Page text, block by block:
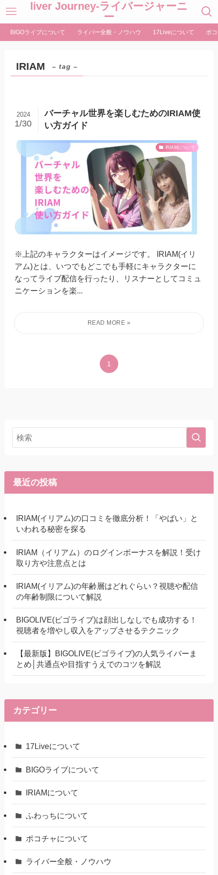
liver Journey-ライバージャーニ
ー
BIGOライブについて ライバー全般・ノウハウ 17Liveについて ポ
IRIAM – tag –
バーチャル世界を楽しむためのIRIAM使
い方ガイド
2024
1/30
IRIAMについて
※上記のキャラクターはイメージです。 IRIAM(イリ
アム)とは、いつでもどこでも手軽にキャラクターに
なってライブ配信を行ったり、リスナーとしてコミュ
ニケーションを楽...
1
最近の投稿
IRIAM(イリアム)の口コミを徹底分析！「やばい」と
いわれる秘密を探る
IRIAM（イリアム）のログインボーナスを解説！受け
取り方や注意点とは
IRIAM(イリアム)の年齢層はどれぐらい？視聴や配信
の年齢制限について解説
BIGOLIVE(ビゴライブ)は顔出しなしでも成功する！
視聴者を増やし収入をアップさせるテクニック
【最新版】BIGOLIVE(ビゴライブ)の人気ライバーま
とめ│共通点や目指すうえでのコツを解説
カテゴリー
17Liveについて
BIGOライブについて
IRIAMについて
ふわっちについて
ポコチャについて
ライバー全般・ノウハウ